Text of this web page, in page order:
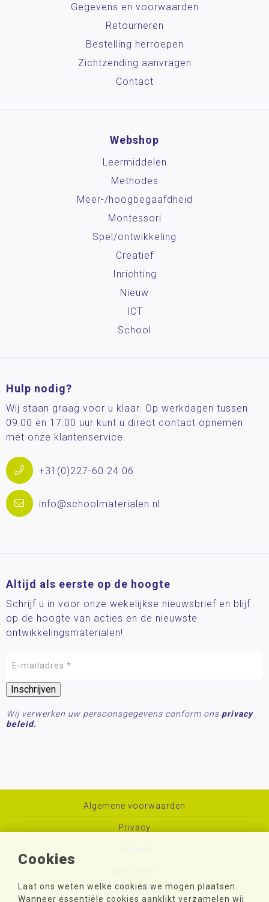
Cookies
Laat ons weten welke cookies we mogen plaatsen.
Wanneer essentiële cookies aanklikt verzamelen wij
Gegevens en voorwaarden
Retourneren
Bestelling herroepen
Zichtzending aanvragen
Contact
Webshop
Leermiddelen
Methodes
Meer-/hoog­begaafdheid
Montessori
Spel/ontwikkeling
Creatief
Inrichting
Nieuw
ICT
School
Hulp nodig?
Wij staan graag voor u klaar. Op werkdagen tussen
09:00 en 17:00 uur kunt u direct contact opnemen
met onze klantenservice.
+31(0)227-60 24 06
info@schoolmaterialen.nl
Altijd als eerste op de hoogte
Schrijf u in voor onze wekelijkse nieuwsbrief en blijf
op de hoogte van acties en de nieuwste
ontwikkelingsmaterialen!
Wij verwerken uw persoonsgegevens conform ons privacy
beleid.
Algemene voorwaarden
Privacy
Toegankelijkheid